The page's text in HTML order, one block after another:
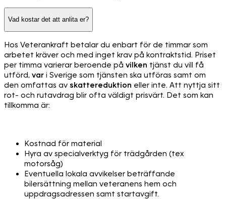
Vad kostar det att anlita er?
Hos Veterankraft betalar du enbart för de timmar som
arbetet kräver och med inget krav på kontraktstid. Priset
per timma varierar beroende på vilken tjänst du vill få
utförd, var i Sverige som tjänsten ska utföras samt om
den omfattas av skattereduktion eller inte. Att nyttja sitt
rot- och rutavdrag blir ofta väldigt prisvärt. Det som kan
tillkomma är:
Kostnad för material
Hyra av specialverktyg för trädgården (tex
motorsåg)
Eventuella lokala avvikelser beträffande
bilersättning mellan veteranens hem och
uppdragsadressen samt startavgift.